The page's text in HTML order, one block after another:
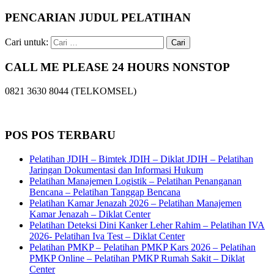
PENCARIAN JUDUL PELATIHAN
Cari untuk:
CALL ME PLEASE 24 HOURS NONSTOP
0821 3630 8044 (TELKOMSEL)
POS POS TERBARU
Pelatihan JDIH – Bimtek JDIH – Diklat JDIH – Pelatihan
Jaringan Dokumentasi dan Informasi Hukum
Pelatihan Manajemen Logistik – Pelatihan Penanganan
Bencana – Pelatihan Tanggap Bencana
Pelatihan Kamar Jenazah 2026 – Pelatihan Manajemen
Kamar Jenazah – Diklat Center
Pelatihan Deteksi Dini Kanker Leher Rahim – Pelatihan IVA
2026- Pelatihan Iva Test – Diklat Center
Pelatihan PMKP – Pelatihan PMKP Kars 2026 – Pelatihan
PMKP Online – Pelatihan PMKP Rumah Sakit – Diklat
Center